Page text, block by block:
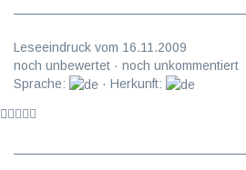
Leseeindruck vom 16.11.2009
noch unbewertet · noch unkommentiert
Sprache:
· Herkunft: